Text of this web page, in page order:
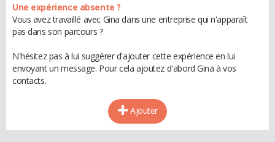
Une expérience absente ?
Vous avez travaillé avec Gina dans une entreprise qui n'apparaît
pas dans son parcours ?
N'hésitez pas à lui suggérer d'ajouter cette expérience en lui
envoyant un message. Pour cela ajoutez d'abord Gina à vos
contacts.
Ajouter